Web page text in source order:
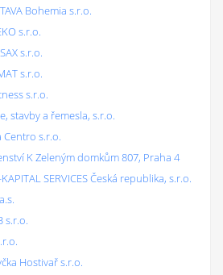
Bohemia s.r.o.
s.r.o.
s.r.o.
s.r.o.
s.r.o.
stavby a řemesla, s.r.o.
Centro s.r.o.
K Zeleným domkům 807, Praha 4
KAPITAL SERVICES Česká republika, s.r.o.
s.r.o.
Hostivař s.r.o.